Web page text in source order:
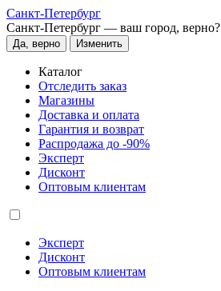
Санкт-Петербург
Санкт-Петербург — ваш город, верно?
Да, верно Изменить
Каталог
Отследить заказ
Магазины
Доставка и оплата
Гарантия и возврат
Распродажа до -90%
Эксперт
Дисконт
Оптовым клиентам
Эксперт
Дисконт
Оптовым клиентам